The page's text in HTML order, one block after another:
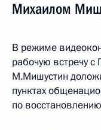
Михаилом
В режиме
рабочую встречу
М.Мишустин
пунктах
по